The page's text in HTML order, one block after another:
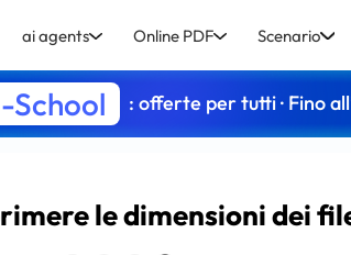
ai agents Online PDF Scenario
School : offerte per tutti · Fino
le dimensioni dei